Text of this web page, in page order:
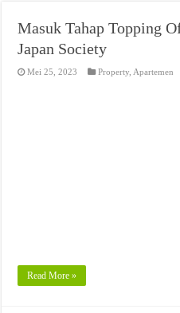
Masuk Tahap Topping
Japan Society
Mei 25, 2023 Property Apartemen
Read More »